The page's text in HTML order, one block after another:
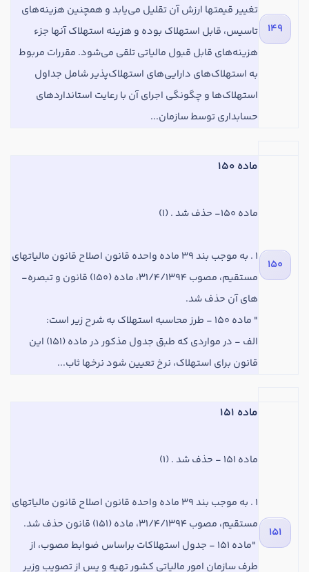
149
تغییر قیمتها ارزش آن تقلیل می‌یابد و همچنین هزینه‌های
تاسیس، قابل استهلاک بوده و هزینه استهلاک آنها جزء
هزینه‌های قابل قبول مالیاتی تلقی می‌شود. مقررات مربوط
به استهلاک‌های دارایی‌های استهلاک‌پذیر شامل جداول
استهلاک‌ها و چگونگی اجرای آن با رعایت استانداردهای
حسابداری توسط سازمان...
150
ماده 150
ماده 150- حذف شد . (1)
1 . به موجب بند 39 ماده واحده قانون اصلاح قانون مالیات­های
مستقیم، مصوب 31/4/1394،
ماده(150) قانون و تبصره
­
های آن­ حذف ‌شد.
" ماده 150 - طرز محاسبه استهلاک به شرح زیر است:
‌الف - در مواردی که طبق جدول مذکور درماده
(151) این
قانون برای استهلاک، نرخ تعیین شود نرخها ثاب...
151
ماده 151
ماده 151 - حذف شد . (1)
1 . به موجب بند 39 ماده واحده قانون اصلاح قانون مالیات­های
مستقیم، مصوب 31/4/1394،
ماده(151) قانون حذف ‌شد.
‌ "ماده
151 - جدول استهلاکات براساس ضوابط مصوب، از
طرف سازمان امور مالیاتی کشور تهیه و پس از تصویب وزیر